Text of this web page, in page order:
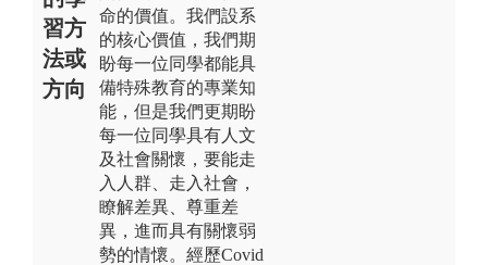
習方
法或
方向
命的價值。我們設系
的核心價值，我們期
盼每一位同學都能具
備特殊教育的專業知
能，但是我們更期盼
每一位同學具有人文
及社會關懷，要能走
入人群、走入社會，
瞭解差異、尊重差
異，進而具有關懷弱
勢的情懷。經歷Covid